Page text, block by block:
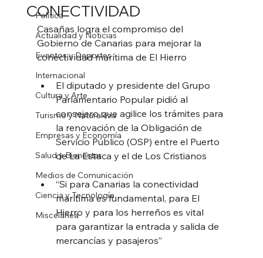
Política
Actualidad y Noticias
Eventos y Deportes
Internacional
Cultura y Arte
Turismo y Naturaleza
Empresas y Economía
Salud y Bienestar
Medios de Comunicación
Ciencia y Tecnología
Miscelánea
CONECTIVIDAD
Casañas logra el compromiso del
Gobierno de Canarias para mejorar la
conectividad marítima de El Hierro
El diputado y presidente del Grupo
Parlamentario Popular pidió al
consejero que agilice los trámites para
la renovación de la Obligación de
Servicio Público (OSP) entre el Puerto
de La Estaca y el de Los Cristianos
“Si para Canarias la conectividad
marítima es fundamental, para El
Hierro y para los herreños es vital
para garantizar la entrada y salida de
mercancías y pasajeros”